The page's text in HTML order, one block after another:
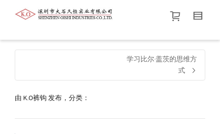
帮我查找新的衬衫尺码
价格介于
默认品牌.
学习比尔·盖茨的思维方
式
由 K.O裤钩 发布，分类：